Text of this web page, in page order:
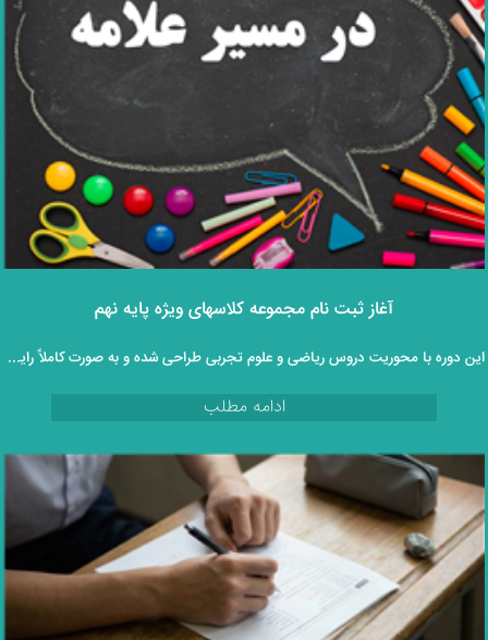
آغاز ثبت‌ نام مجموعه کلاسهای ویژه پایه نهم
این دوره با محوریت دروس ریاضی و علوم تجربی طراحی شده و به‌ صورت کاملاً رایگان و غیرحضوری در اختیار دانش‌ آموزان قرار می‌گیرد.
ادامه مطلب